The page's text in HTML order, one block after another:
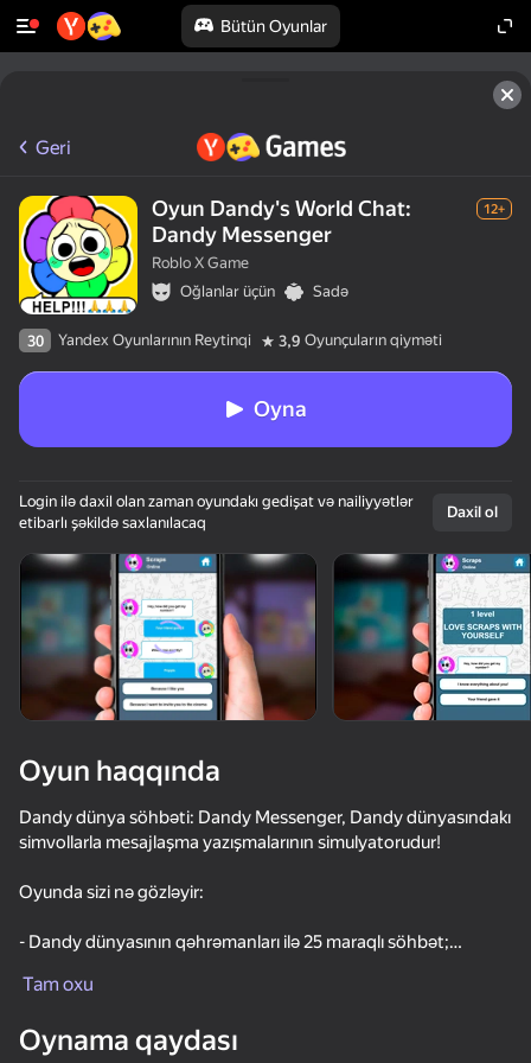
Bütün Oyunlar
Sprunked
Geri
Oyun Dandy's World Chat:
Dandy Messenger
12+
Roblo X Game
Oğlanlar üçün
Sadə
30 Yandex Oyunlarının Reytinqi 3,9 Oyunçuların qiyməti
Oyna
Login ilə daxil olan zaman oyundakı gedişat və nailiyyətlər
etibarlı şəkildə saxlanılacaq
Daxil ol
Oyun haqqında
Dandy dünya söhbəti: Dandy Messenger, Dandy dünyasındakı
simvollarla mesajlaşma yazışmalarının simulyatorudur!
Oyunda sizi nə gözləyir:
- Dandy dünyasının qəhrəmanları ilə 25 maraqlı söhbət;
- sevinc və kədərlə dolu ünsiyyət mövzuları.
Ünsiyyət qurun və əylənin!
Tam oxu
Oynama qaydası